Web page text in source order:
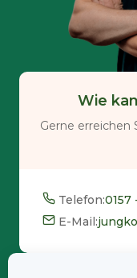
Wie
Gerne erreichen
Telefon:0157
E-Mail: